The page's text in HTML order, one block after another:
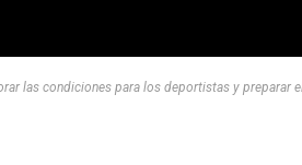
las condiciones para los deportistas y preparar